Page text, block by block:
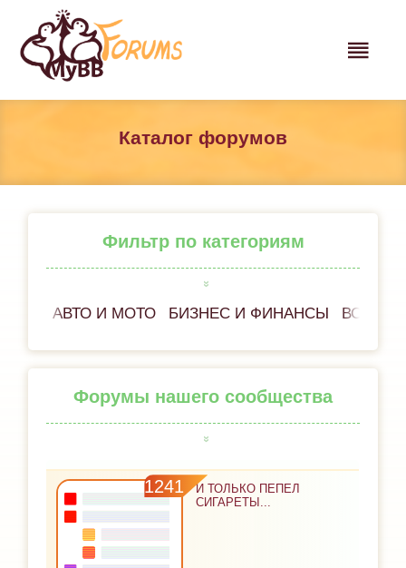
Каталог форумов
Фильтр по категориям
АВТО И МОТО БИЗНЕС И ФИНАНСЫ ВСЁ
Форумы нашего сообщества
1241
И ТОЛЬКО ПЕПЕЛ
СИГАРЕТЫ...